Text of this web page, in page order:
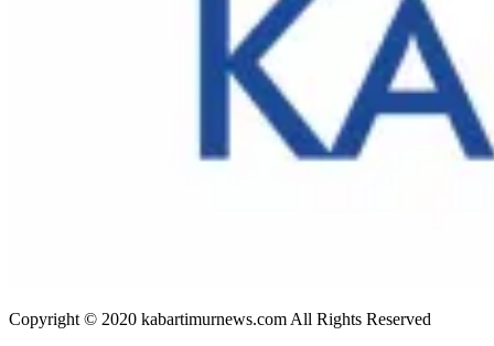
Copyright © 2020 kabartimurnews.com All Rights Reserved